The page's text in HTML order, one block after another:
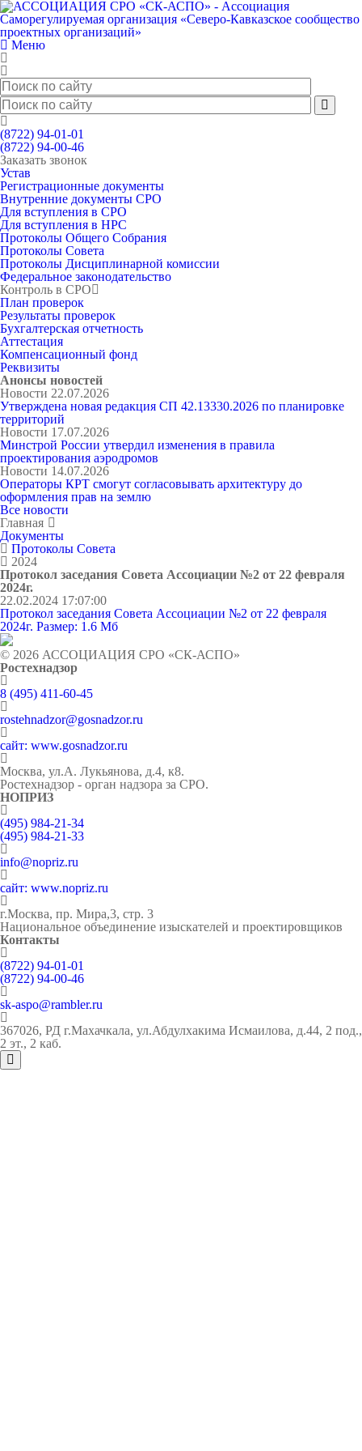
Меню
(8722) 94-01-01
(8722) 94-00-46
Заказать звонок
Устав
Регистрационные документы
Внутренние документы СРО
Для вступления в СРО
Для вступления в НРС
Протоколы Общего Собрания
Протоколы Совета
Протоколы Дисциплинарной комиссии
Федеральное законодательство
Контроль в СРО
План проверок
Результаты проверок
Бухгалтерская отчетность
Аттестация
Компенсационный фонд
Реквизиты
Анонсы новостей
Новости 22.07.2026
Утверждена новая редакция СП 42.13330.2026 по планировке
территорий
Новости 17.07.2026
Минстрой России утвердил изменения в правила
проектирования аэродромов
Новости 14.07.2026
Операторы КРТ смогут согласовывать архитектуру до
оформления прав на землю
Все новости
Главная
Документы
Протоколы Совета
2024
Протокол заседания Совета Ассоциации №2 от 22 февраля
2024г.
22.02.2024 17:07:00
Протокол заседания Совета Ассоциации №2 от 22 февраля
2024г. Размер: 1.6 Мб
© 2026 АССОЦИАЦИЯ СРО «СК-АСПО»
Ростехнадзор
8 (495) 411-60-45
rostehnadzor@gosnadzor.ru
сайт: www.gosnadzor.ru
Москва, ул.А. Лукьянова, д.4, к8.
Ростехнадзор - орган надзора за СРО.
НОПРИЗ
(495) 984-21-34
(495) 984-21-33
info@nopriz.ru
сайт: www.nopriz.ru
г.Москва, пр. Мира,3, стр. 3
Национальное объединение изыскателей и проектировщиков
Контакты
(8722) 94-01-01
(8722) 94-00-46
sk-aspo@rambler.ru
367026, РД г.Махачкала, ул.Абдулхакима Исмаилова, д.44, 2 под.,
2 эт., 2 каб.